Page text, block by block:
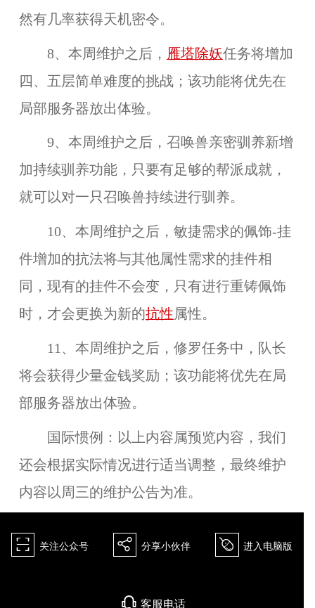
然有几率获得天机密令。
8、本周维护之后， 雁塔除妖任务将增加
四、五层简单难度的挑战；该功能将优先在
局部服务器放出体验。
9、本周维护之后，召唤兽亲密驯养新增
加持续驯养功能，只要有足够的帮派成就，
就可以对一只召唤兽持续进行驯养。
10、本周维护之后，敏捷需求的佩饰-挂
件增加的抗法将与其他属性需求的挂件相
同，现有的挂件不会变，只有进行重铸佩饰
时，才会更换为新的抗性属性。
11、本周维护之后， 修罗任务中，队长
将会获得少量金钱奖励 ；该功能将优先在局
部服务器放出体验。
国际惯例：以上内容属预览内容，我们
还会根据实际情况进行适当调整，最终维护
内容以周三的维护公告为准。
򰀁 关注公众号 򰀂 分享小伙伴 򰀄 进入电脑版
򰀃 客服电话